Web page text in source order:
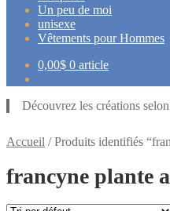
Un peu de moi
unisexe
Vêtements pour Hommes
0,00$ 0 article
Découvrez les créations
Accueil /Produits identifiés
francyne plante